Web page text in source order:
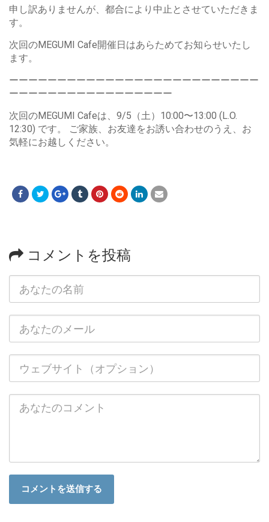
申し訳ありませんが、都合により中止とさせていただきま
す。
次回のMEGUMI Cafe開催日はあらためてお知らせいたし
ます。
ーーーーーーーーーーーーーーーーーーーーーーーーーー
ーーーーーーーーーーーーーーーーー
次回のMEGUMI Cafeは、9/5（土）10:00〜13:00 (L.O.
12:30) です。 ご家族、お友達をお誘い合わせのうえ、お
気軽にお越しください。
コメントを投稿